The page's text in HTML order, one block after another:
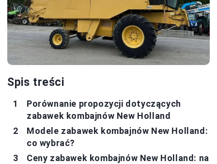
Spis treści
Porównanie propozycji dotyczących
zabawek kombajnów New Holland
Modele zabawek kombajnów New Holland:
co wybrać?
Ceny zabawek kombajnów New Holland: na